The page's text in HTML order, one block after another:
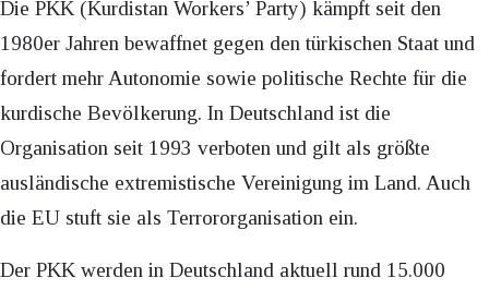
Die PKK (Kurdistan Workers’ Party) kämpft seit den
1980er Jahren bewaffnet gegen den türkischen Staat und
fordert mehr Autonomie sowie politische Rechte für die
kurdische Bevölkerung. In Deutschland ist die
Organisation seit 1993 verboten und gilt als größte
ausländische extremistische Vereinigung im Land. Auch
die EU stuft sie als Terrororganisation ein.
Der PKK werden in Deutschland aktuell rund 15.000